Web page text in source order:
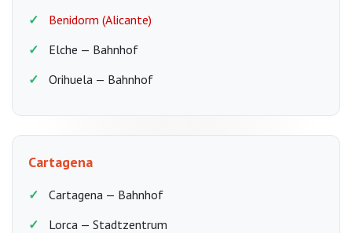
Benidorm (Alicante)
Elche — Bahnhof
Orihuela — Bahnhof
Cartagena
Cartagena — Bahnhof
Lorca — Stadtzentrum